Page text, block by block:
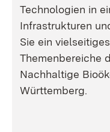
Technologien in
Infrastrukturen
Sie ein
Themenbereiche
Nachhaltige
Württemberg.